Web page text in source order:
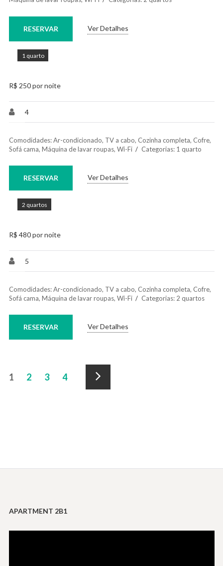
Ver Detalhes
RESERVAR
1 quarto
R$ 250 por noite
4
Comodidades: Ar-condicionado, TV a cabo, Cozinha completa, Cofre,
Sofá cama, Máquina de lavar roupas, Wi-Fi Categorias: 1 quarto
Ver Detalhes
RESERVAR
2 quartos
R$ 480 por noite
5
Comodidades: Ar-condicionado, TV a cabo, Cozinha completa, Cofre,
Sofá cama, Máquina de lavar roupas, Wi-Fi Categorias: 2 quartos
Ver Detalhes
RESERVAR
Paginação
1 2 3 4
APARTMENT 2B1